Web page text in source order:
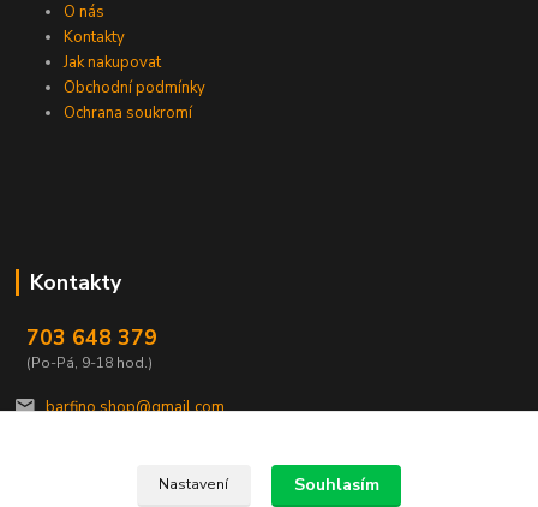
O nás
Kontakty
Jak nakupovat
Obchodní podmínky
Ochrana soukromí
Kontakty
703 648 379
(Po-Pá, 9-18 hod.)
barfino.shop@gmail.com
Nastavení Souhlasím